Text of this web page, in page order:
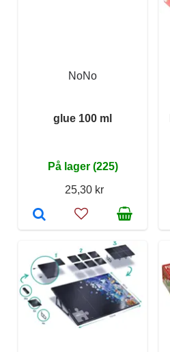
NoNo
glue 100 ml
På lager (225)
25,30 kr